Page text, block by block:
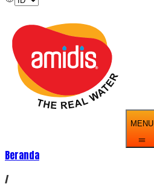
MENU
Beranda
/